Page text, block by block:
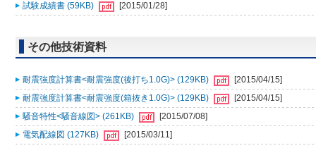
試験成績書 (59KB) [2015/01/28]
その他技術資料
耐震強度計算書<耐震強度(後打ち1.0G)> (129KB)
[2015/04/15]
耐震強度計算書<耐震強度(箱抜き1.0G)> (129KB)
[2015/04/15]
騒音特性<騒音線図> (261KB)
[2015/07/08]
電気配線図 (127KB)
[2015/03/11]